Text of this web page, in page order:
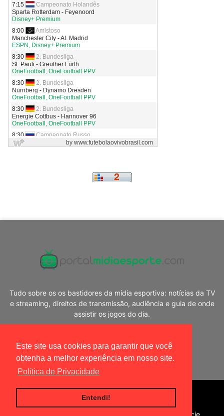
Este site usa cookies para garantir que você
obtenha a melhor experiência em nosso site.
Política de Privacidade
Entendi!
Tudo sobre os os bastidores da mídia esportiva: notícias da TV
e streaming, direitos de transmissão, audiência e guia de onde
assistir os jogos do dia.
Blogger Templates|